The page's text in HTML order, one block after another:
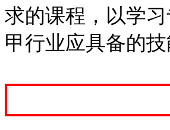
求的课程，以学
甲行业应具备的技